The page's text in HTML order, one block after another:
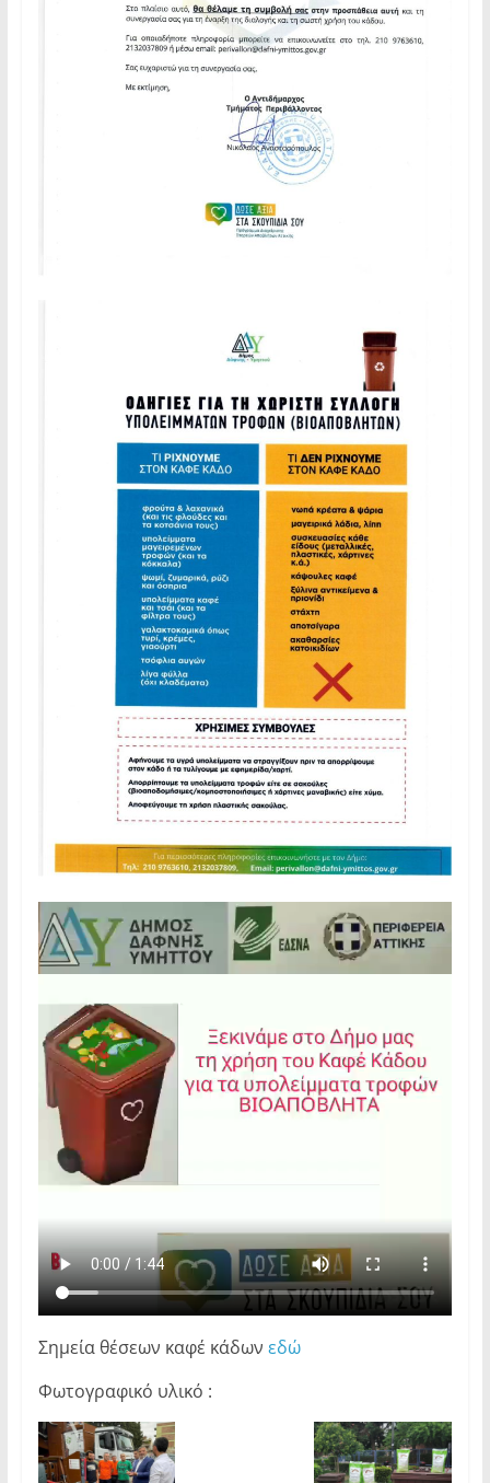
Σημεία θέσεων καφέ κάδων εδώ
Φωτογραφικό υλικό :